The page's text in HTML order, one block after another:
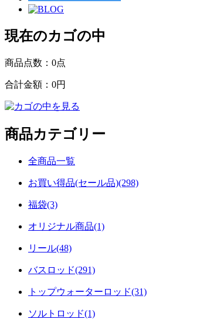
現在のカゴの中
商品点数： 0点
合計金額： 0円
商品カテゴリー
全商品一覧
お買い得品(セール品)(298)
福袋(3)
オリジナル商品(1)
リール(48)
バスロッド(291)
トップウォーターロッド(31)
ソルトロッド(1)